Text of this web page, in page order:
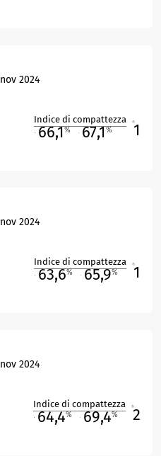
2024
Indice di compattezza
66,1% 67,1% 1
2024
Indice di compattezza
63,6% 65,9% 1
2024
Indice di compattezza
64,4% 69,4% 2